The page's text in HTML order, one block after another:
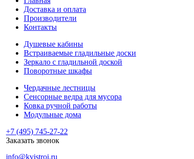
Доставка и оплата
Производители
Контакты
Душевые кабины
Встраиваемые гладильные доски
Зеркало с гладильной доской
Поворотные шкафы
Чердачные лестницы
Сенсорные ведра для мусора
Ковка ручной работы
Модульные дома
+7 (495) 745-27-22
Заказать звонок
info@kvistroi.ru